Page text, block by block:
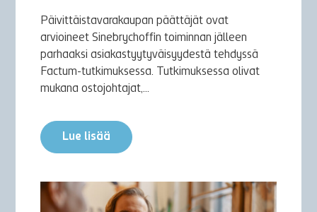
Päivittäistavarakaupan päättäjät ovat
arvioineet Sinebrychoffin toiminnan jälleen
parhaaksi asiakastyytyväisyydestä tehdyssä
Factum-tutkimuksessa. Tutkimuksessa olivat
mukana ostojohtajat,...
Lue lisää